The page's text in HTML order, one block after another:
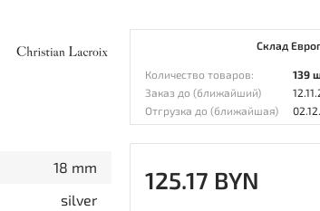
18 mm
silver
Склад
Количество товаров:
139
Заказ до (ближайший)
Отгрузка до (ближайшая)
125.17 BYN